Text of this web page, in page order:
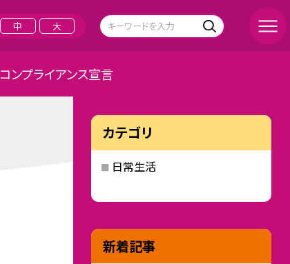
中 大
コンプライアンス宣言
カテゴリ
日常生活
新着記事